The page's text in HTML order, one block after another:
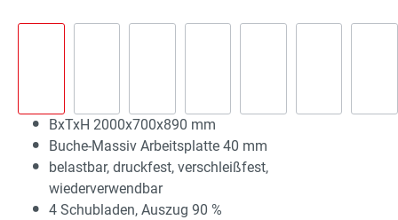
BxTxH 2000x700x890 mm
Buche-Massiv Arbeitsplatte 40 mm
belastbar, druckfest, verschleißfest,
wiederverwendbar
4 Schubladen, Auszug 90 %